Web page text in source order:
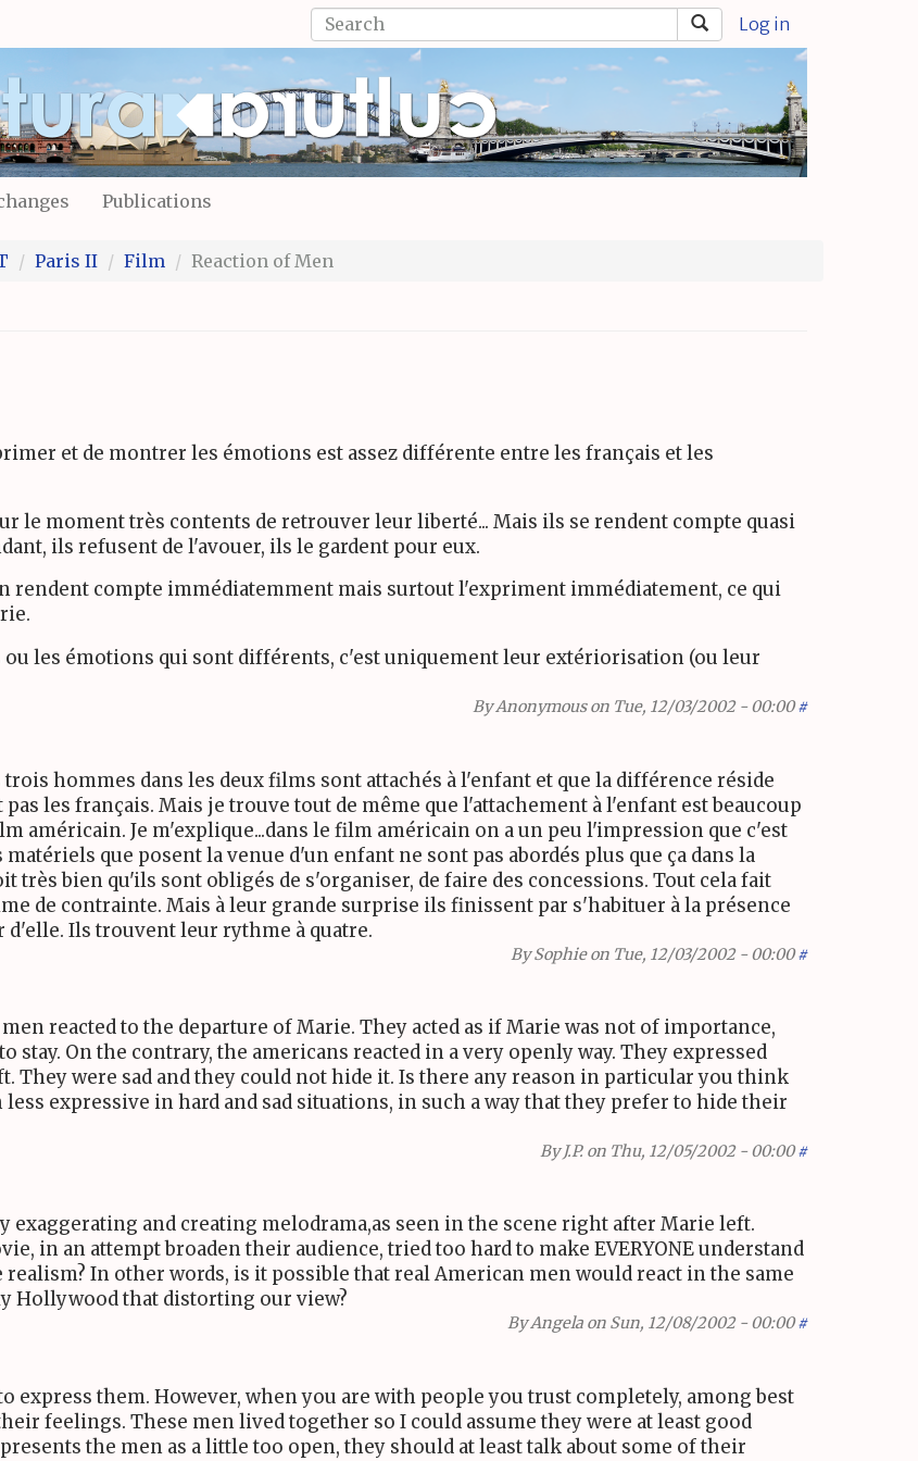
Log in
Search
form
Search
Publications
Paris II Film Reaction of Men
et de montrer les émotions est assez différente entre les français et les
le moment très contents de retrouver leur liberté... Mais ils se rendent compte quasi
ils refusent de l'avouer, ils le gardent pour eux.
rendent compte immédiatemment mais surtout l'expriment immédiatement, ce qui
les émotions qui sont différents, c'est uniquement leur extériorisation (ou leur
ByAnonymouson Tue, 12/03/2002 - 00:00 #
hommes dans les deux films sont attachés à l'enfant et que la différence réside
les français. Mais je trouve tout de même que l'attachement à l'enfant est beaucoup
américain. Je m'explique...dans le film américain on a un peu l'impression que c'est
que posent la venue d'un enfant ne sont pas abordés plus que ça dans la
très bien qu'ils sont obligés de s'organiser, de faire des concessions. Tout cela fait
de contrainte. Mais à leur grande surprise ils finissent par s'habituer à la présence
d'elle. Ils trouvent leur rythme à quatre.
BySophieon Tue, 12/03/2002 - 00:00 #
reacted to the departure of Marie. They acted as if Marie was not of importance,
On the contrary, the americans reacted in a very openly way. They expressed
were sad and they could not hide it. Is there any reason in particular you think
expressive in hard and sad situations, in such a way that they prefer to hide their
ByJ.P. on Thu, 12/05/2002 - 00:00 #
and creating melodrama,as seen in the scene right after Marie left.
in an attempt broaden their audience, tried too hard to make EVERYONE understand
In other words, is it possible that real American men would react in the same
Hollywood that distorting our view?
ByAngela on Sun, 12/08/2002 - 00:00 #
them. However, when you are with people you trust completely, among best
feelings. These men lived together so I could assume they were at least good
the men as a little too open, they should at least talk about some of their